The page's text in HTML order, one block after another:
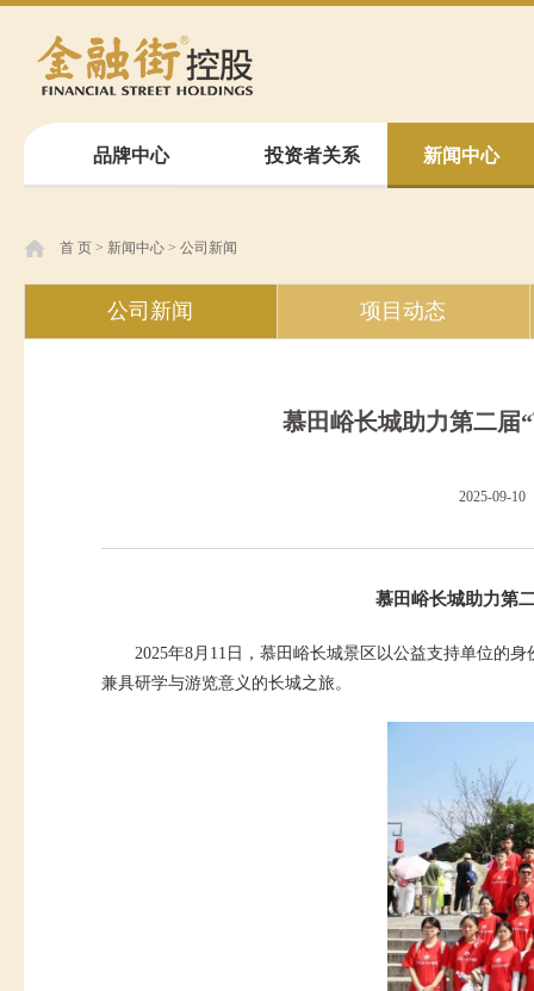
品牌中心 投资者关系 新闻中心
首 页 > 新闻中心 > 公司新闻
公司新闻 项目动态
慕田峪长城助力第二届
2025-09-
慕田峪长城助力第
2025年8月11日，慕田峪长城景区以公益支持单位的
兼具研学与游览意义的长城之旅。